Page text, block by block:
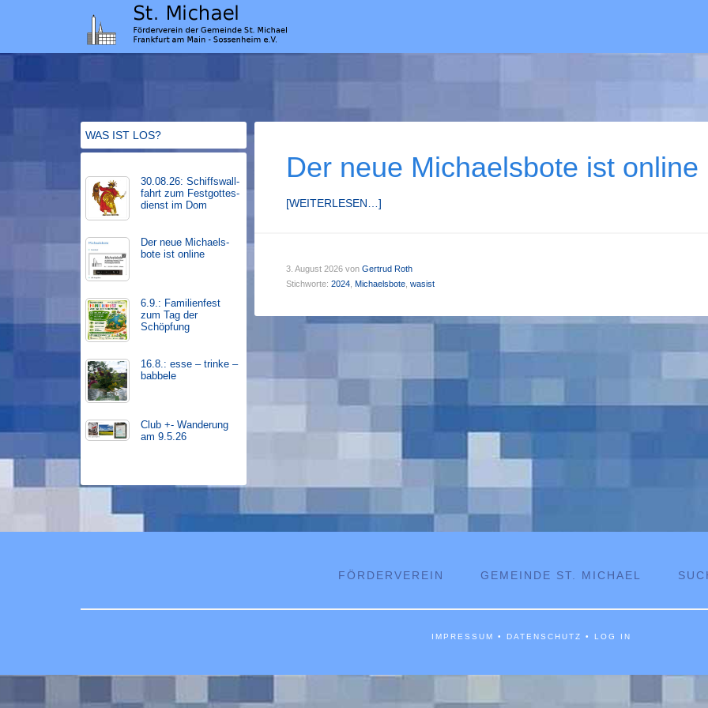
Der neue Michaels­bote ist on­line
[WEITERLESEN…]
3. August 2026 von Gertrud Roth
Stichworte: 2024 Michaelsbote wasist
WAS IST LOS?
30.08.26: Schiffs­­wall­
fahr­t zum Fest­gott­es­
dienst im Dom
Der neue Michaels­
bote ist on­line
6.9.: Familienfest
zum Tag der
Schöpfung
16.8.: esse – trinke –
babbele
Club +- Wanderung
am 9.5.26
FÖRDERVEREIN GEMEINDE ST. MICHAEL
IMPRESSUM • DATENSCHUTZ • LOG IN